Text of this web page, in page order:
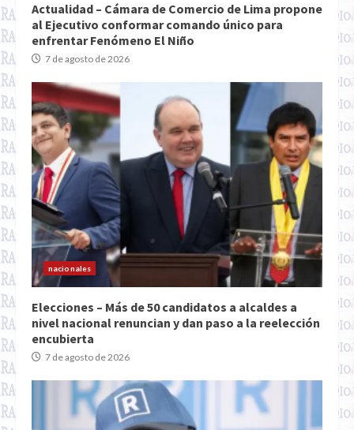
Actualidad – Cámara de Comercio de Lima propone
al Ejecutivo conformar comando único para
enfrentar Fenómeno El Niño
7 de agosto de 2026
nacionales
Elecciones – Más de 50 candidatos a alcaldes a
nivel nacional renuncian y dan paso a la reelección
encubierta
7 de agosto de 2026